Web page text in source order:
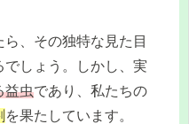
、その独特な見た目
しょう。しかし、実
益虫であり、私たちの
を果たしています。